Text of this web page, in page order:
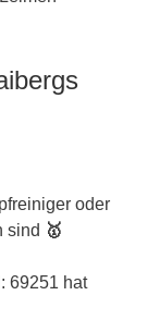
oder
sind 🥇
69251 hat